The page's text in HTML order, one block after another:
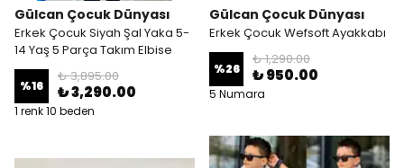
Gülcan Çocuk Dünyası
Erkek Çocuk Siyah Şal Yaka 5-
14 Yaş 5 Parça Takım Elbise
%16
₺ 3,895.00
₺ 3,290.00
1 renk 10 beden
Gülcan Çocuk Dünyası
Erkek Çocuk Wefsoft Ayakkabı
%26
₺ 1,290.00
₺ 950.00
5 Numara